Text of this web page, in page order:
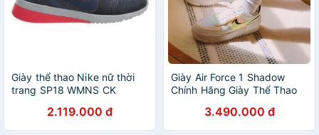
Giày thể thao Nike nữ thời
trang SP18 WMNS CK
916792-4022.119.000 đ
Giày Air Force 1 Shadow
Chính Hãng Giày Thể Thao
White Shadow Crimson Tint
- Simple Sneaker
3.490.000 đ